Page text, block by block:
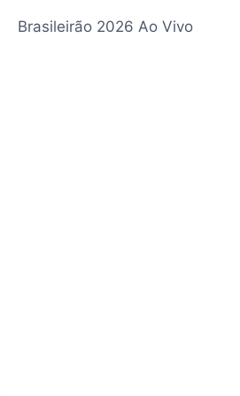
Brasileirão 2026 Ao Vivo